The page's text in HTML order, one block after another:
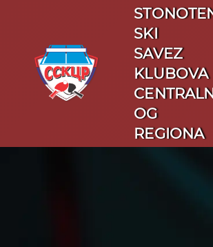
SKI
SAVEZ
KLUBOVA
OG
REGIONA